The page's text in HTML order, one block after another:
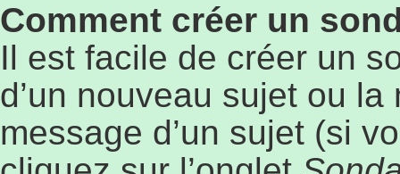
Comment créer un
Il est facile de créer un
d’un nouveau sujet ou
message d’un sujet (si